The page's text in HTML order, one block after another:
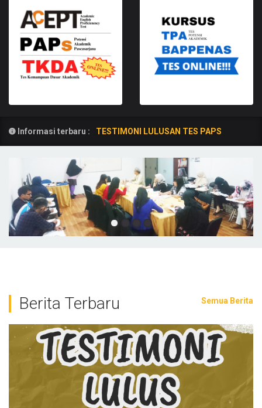
UGM
Informasi terbaru :
TESTIMONI LULUSAN TES PAPS
Berita Terbaru Semua Berita